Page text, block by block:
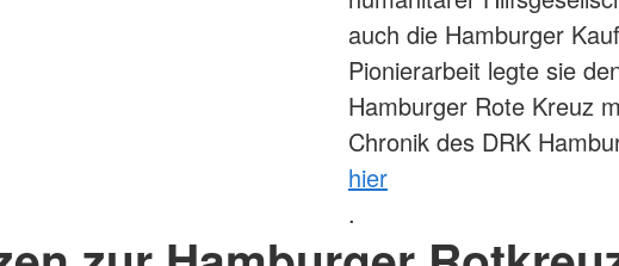
auch die Hamburger
Pionierarbeit legte sie
Hamburger Rote Kreuz
Chronik des DRK
hier
.